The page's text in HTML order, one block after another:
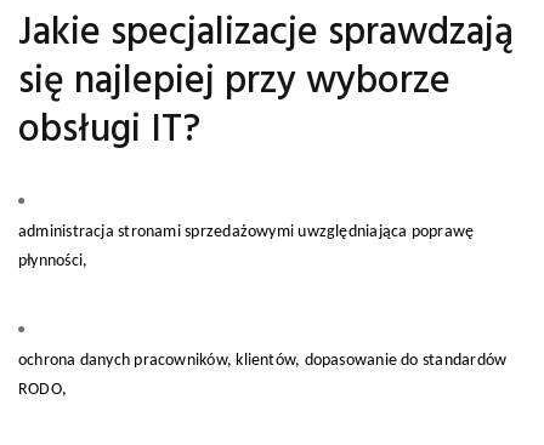
Jakie specjalizacje sprawdzają
się najlepiej przy wyborze
obsługi IT?
administracja stronami sprzedażowymi uwzględniająca poprawę
płynności,
ochrona danych pracowników, klientów, dopasowanie do standardów
RODO,